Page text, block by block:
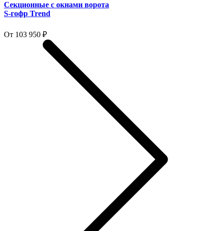
Секционные с окнами ворота
S-гофр Trend
От 103 950 ₽